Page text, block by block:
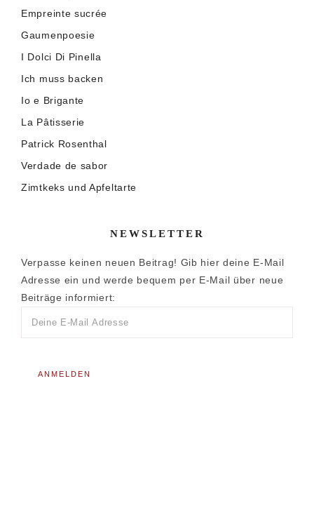
Empreinte sucrée
Gaumenpoesie
I Dolci Di Pinella
Ich muss backen
Io e Brigante
La Pâtisserie
Patrick Rosenthal
Verdade de sabor
Zimtkeks und Apfeltarte
NEWSLETTER
Verpasse keinen neuen Beitrag! Gib hier deine E-Mail
Adresse ein und werde bequem per E-Mail über neue
Beiträge informiert: